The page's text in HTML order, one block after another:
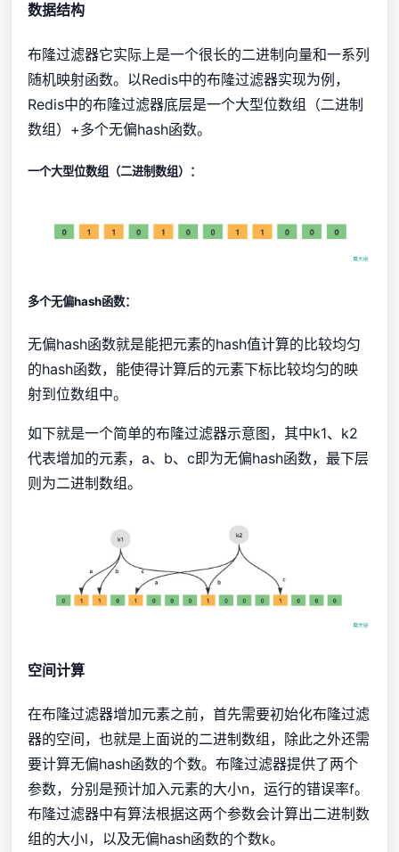
数据结构
布隆过滤器它实际上是一个很长的二进制向量和一系列
随机映射函数。以Redis中的布隆过滤器实现为例，
Redis中的布隆过滤器底层是一个大型位数组（二进制
数组）+多个无偏hash函数。
一个大型位数组（二进制数组）：
多个无偏hash函数：
无偏hash函数就是能把元素的hash值计算的比较均匀
的hash函数，能使得计算后的元素下标比较均匀的映
射到位数组中。
如下就是一个简单的布隆过滤器示意图，其中k1、k2
代表增加的元素，a、b、c即为无偏hash函数，最下层
则为二进制数组。
空间计算
在布隆过滤器增加元素之前，首先需要初始化布隆过滤
器的空间，也就是上面说的二进制数组，除此之外还需
要计算无偏hash函数的个数。布隆过滤器提供了两个
参数，分别是预计加入元素的大小n，运行的错误率f。
布隆过滤器中有算法根据这两个参数会计算出二进制数
组的大小l，以及无偏hash函数的个数k。